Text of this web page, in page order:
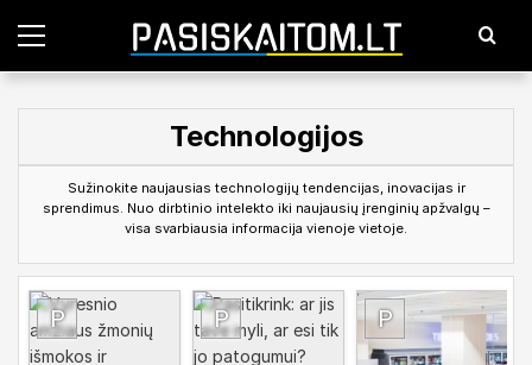
P
g
e
Technologijos
Sužinokite naujausias technologijų tendencijas, inovacijas ir
sprendimus. Nuo dirbtinio intelekto iki naujausių įrenginių apžvalgų –
visa svarbiausia informacija vienoje vietoje.